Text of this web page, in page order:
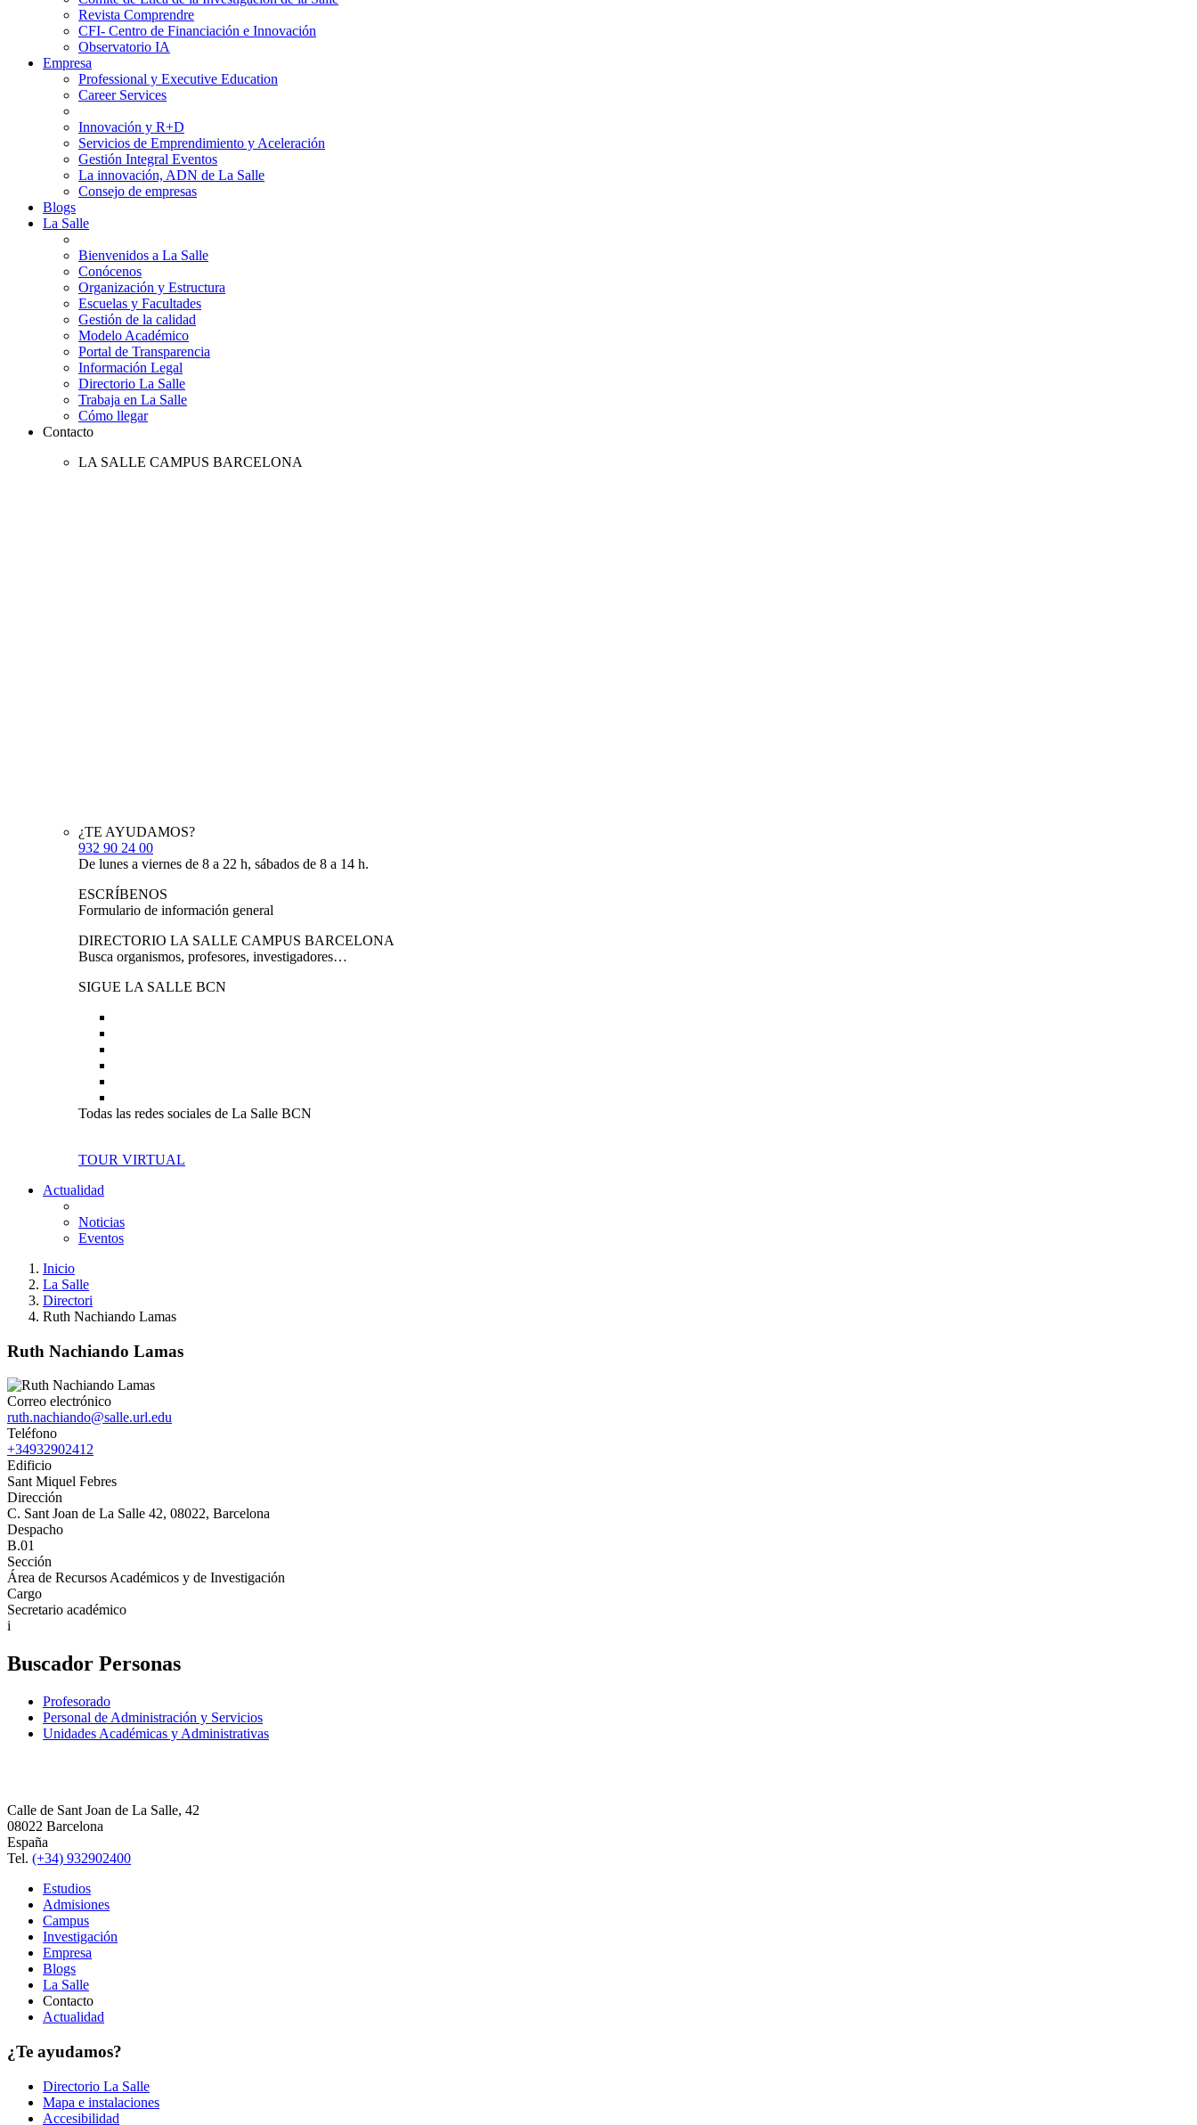
Revista Comprendre
CFI- Centro de Financiación e Innovación
Observatorio IA
Empresa
Professional y Executive Education
Career Services
Innovación y R+D
Servicios de Emprendimiento y Aceleración
Gestión Integral Eventos
La innovación, ADN de La Salle
Consejo de empresas
Blogs
La Salle
Bienvenidos a La Salle
Conócenos
Organización y Estructura
Escuelas y Facultades
Gestión de la calidad
Modelo Académico
Portal de Transparencia
Información Legal
Directorio La Salle
Trabaja en La Salle
Cómo llegar
Contacto
LA SALLE CAMPUS BARCELONA
¿TE AYUDAMOS?
932 90 24 00
De lunes a viernes de 8 a 22 h, sábados de 8 a 14 h.
ESCRÍBENOS
Formulario de información general
DIRECTORIO LA SALLE CAMPUS BARCELONA
Busca organismos, profesores, investigadores…
SIGUE LA SALLE BCN
Todas las redes sociales de La Salle BCN
TOUR VIRTUAL
Actualidad
Noticias
Eventos
Inicio
La Salle
Directori
Ruth Nachiando Lamas
Ruth Nachiando Lamas
Correo electrónico
ruth.nachiando@salle.url.edu
Teléfono
+34932902412
Edificio
Sant Miquel Febres
Dirección
C. Sant Joan de La Salle 42, 08022, Barcelona
Despacho
B.01
Sección
Área de Recursos Académicos y de Investigación
Cargo
Secretario académico
i
Buscador Personas
Profesorado
Personal de Administración y Servicios
Unidades Académicas y Administrativas
Calle de Sant Joan de La Salle, 42
08022 Barcelona
España
Tel. (+34) 932902400
Estudios
Admisiones
Campus
Investigación
Empresa
Blogs
La Salle
Contacto
Actualidad
¿Te ayudamos?
Directorio La Salle
Mapa e instalaciones
Accesibilidad